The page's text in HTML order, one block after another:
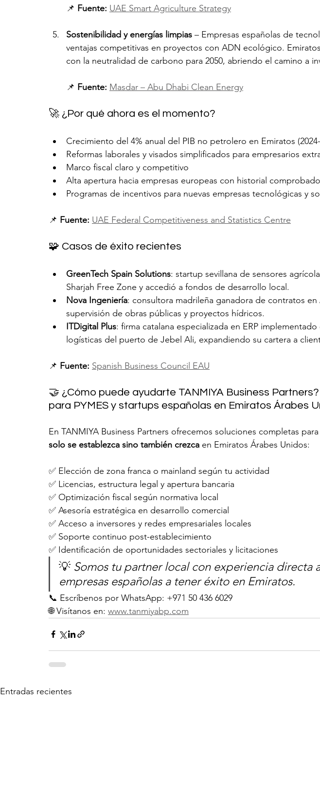
📌 Fuente: UAE Smart Agriculture Strategy
Sostenibilidad y energías limpias – Empresas españolas de
ventajas competitivas en proyectos con ADN ecológico.
con la neutralidad de carbono para 2050, abriendo el camino a
📌 Fuente: Masdar – Abu Dhabi Clean Energy
🚀 ¿Por qué ahora es el momento?
Crecimiento del 4% anual del PIB no petrolero en Emiratos
Reformas laborales y visados simplificados para empresarios
Marco fiscal claro y competitivo
Alta apertura hacia empresas europeas con historial comprobado
Programas de incentivos para nuevas empresas tecnológicas y
📌 Fuente: UAE Federal Competitiveness and Statistics Centre
🧩 Casos de éxito recientes
GreenTech Spain Solutions: startup sevillana de sensores
Sharjah Free Zone y accedió a fondos de desarrollo local.
Nova Ingeniería: consultora madrileña ganadora de contratos en
supervisión de obras públicas y proyectos hídricos.
ITDigital Plus: firma catalana especializada en ERP implementado
logísticas del puerto de Jebel Ali, expandiendo su cartera a
📌 Fuente: Spanish Business Council EAU
🤝 ¿Cómo puede ayudarte TANMIYA Business
para PYMES y startups españolas en Emiratos Árabes
En TANMIYA Business Partners ofrecemos soluciones completas
solo se establezca sino también crezca en Emiratos Árabes Unidos:
✅ Elección de zona franca o mainland según tu actividad
✅ Licencias, estructura legal y apertura bancaria
✅ Optimización fiscal según normativa local
✅ Asesoría estratégica en desarrollo comercial
✅ Acceso a inversores y redes empresariales locales
✅ Soporte continuo post-establecimiento
✅ Identificación de oportunidades sectoriales y licitaciones
💡 Somos tu partner local con experiencia directa
empresas españolas a tener éxito en Emiratos.
📞 Escríbenos por WhatsApp: +971 50 436 6029
🌐 Visítanos en: www.tanmiyabp.com
Entradas recientes